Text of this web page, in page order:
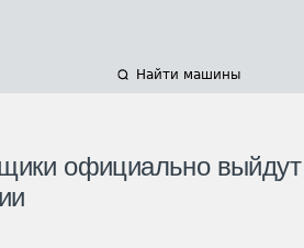
Найти машины
официально выйдут